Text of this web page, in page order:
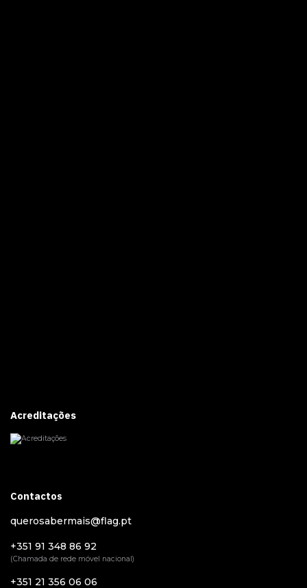
Acreditações
Contactos
querosabermais@flag.pt
+351 91 348 86 92
(Chamada de rede móvel nacional)
+351 21 356 06 06